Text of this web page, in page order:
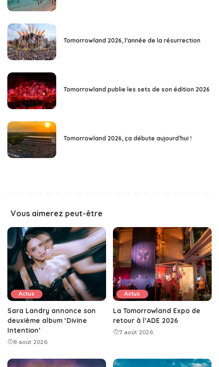
Tomorrowland 2026, l’année de la résurrection
Tomorrowland publie les sets de son édition 2026
Tomorrowland 2026, ça débute aujourd’hui !
Vous aimerez peut-être
Actus
Sara Landry annonce son
deuxième album ‘Divine
Intention’
8 août 2026
Actus
La Tomorrowland Expo de
retour à l’ADE 2026
7 août 2026